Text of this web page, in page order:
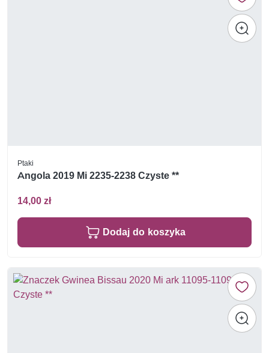
Ptaki
Angola 2019 Mi 2235-2238 Czyste **
14,00 zł
Dodaj do koszyka